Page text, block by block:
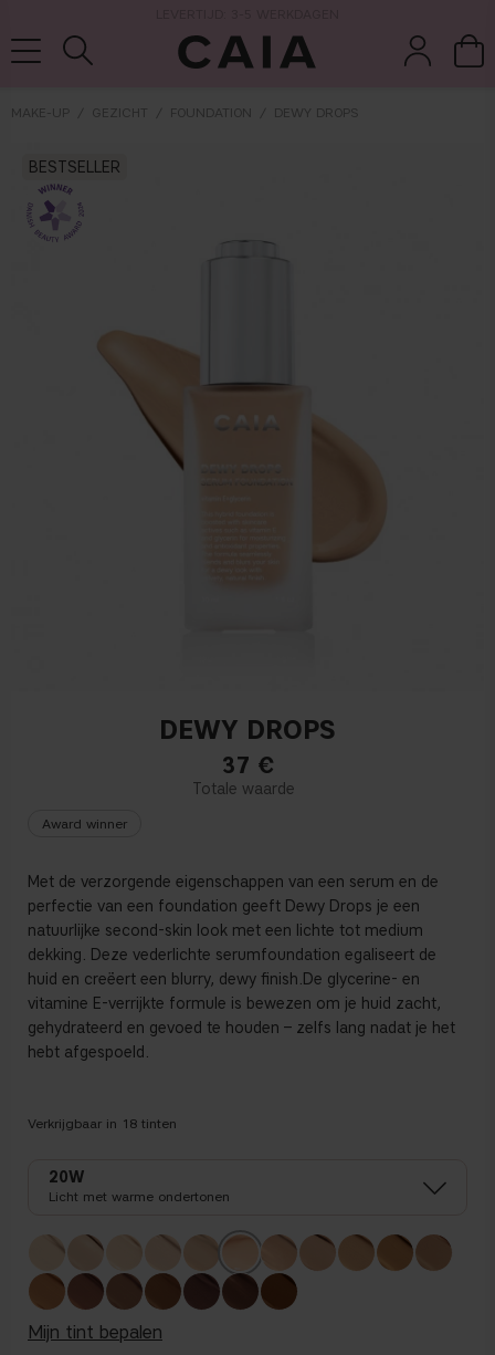
MAKE-UP GEZICHT FOUNDATION DEWY DROPS
BESTSELLER
DEWY DROPS
37 €
Award winner
Met de verzorgende eigenschappen van een serum en de
perfectie van een foundation geeft Dewy Drops je een
natuurlijke second-skin look met een lichte tot medium
dekking. Deze vederlichte serumfoundation egaliseert de
huid en creëert een blurry, dewy finish.De glycerine- en
vitamine E-verrijkte formule is bewezen om je huid zacht,
gehydrateerd en gevoed te houden – zelfs lang nadat je het
hebt afgespoeld.
Verkrijgbaar in 18 tinten
20W
Licht met warme ondertonen
mijn tint bepalen
parfum